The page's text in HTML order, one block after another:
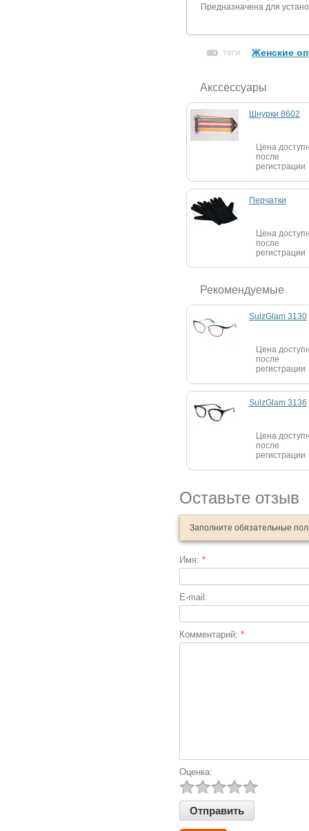
Предназначена для
теги: Женские
Акссессуары
Шнурки 8602
Цена
после
регистрации
Перчатки
Цена
после
регистрации
Рекомендуемые
SulzGlam 3130
Цена
после
регистрации
SulzGlam 3136
Цена
после
регистрации
Оставьте отзыв
Заполните обязательные
Имя: *
E-mail:
Комментарий: *
Оценка: